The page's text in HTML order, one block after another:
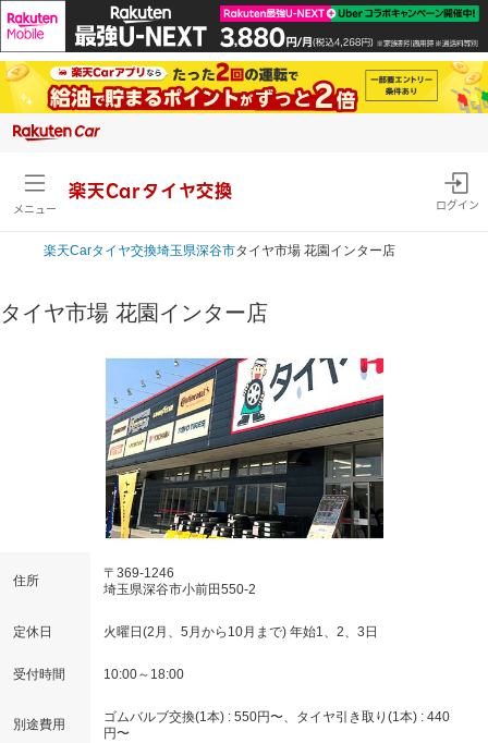
メニュー
楽天Carタイヤ交換
ログイン
楽天Carタイヤ交換埼玉県深谷市タイヤ市場 花園インター店
タイヤ市場 花園インター店
住所
〒369-1246
埼玉県深谷市小前田550-2
定休日 火曜日(2月、5月から10月まで) 年始1、2、3日
受付時間 10:00～18:00
別途費用
ゴムバルブ交換(1本) : 550円〜、タイヤ引き取り(1本) : 440
円〜